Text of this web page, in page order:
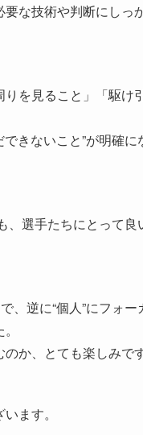
な技術や判断にしっ
を見ること」「駆け
きないこと”が明確
選手たちにとって
、逆に“個人”にフォ
か、とても楽しみです
ます。